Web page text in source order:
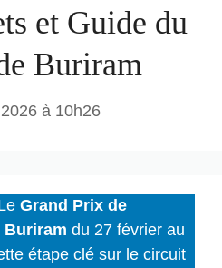
et Guide du
Buriram
à 10h26
Grand Prix de
Buriram du 27 février au
étape clé sur le circuit